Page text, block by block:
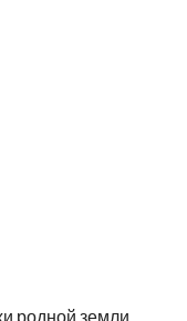
родной земли